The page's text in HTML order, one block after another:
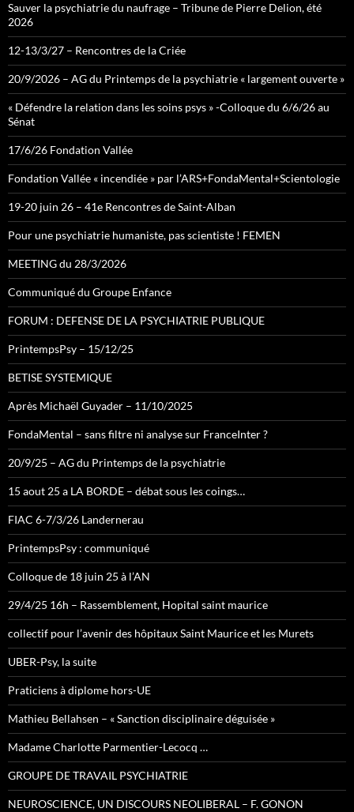
Sauver la psychiatrie du naufrage – Tribune de Pierre Delion, été
2026
12-13/3/27 – Rencontres de la Criée
20/9/2026 – AG du Printemps de la psychiatrie « largement ouverte »
« Défendre la relation dans les soins psys » -Colloque du 6/6/26 au
Sénat
17/6/26 Fondation Vallée
Fondation Vallée « incendiée » par l’ARS+FondaMental+Scientologie
19-20 juin 26 – 41e Rencontres de Saint-Alban
Pour une psychiatrie humaniste, pas scientiste ! FEMEN
MEETING du 28/3/2026
Communiqué du Groupe Enfance
FORUM : DEFENSE DE LA PSYCHIATRIE PUBLIQUE
PrintempsPsy – 15/12/25
BETISE SYSTEMIQUE
Après Michaël Guyader – 11/10/2025
FondaMental – sans filtre ni analyse sur FranceInter ?
20/9/25 – AG du Printemps de la psychiatrie
15 aout 25 a LA BORDE – débat sous les coings…
FIAC 6-7/3/26 Landernerau
PrintempsPsy : communiqué
Colloque de 18 juin 25 à l’AN
29/4/25 16h – Rassemblement, Hopital saint maurice
collectif pour l’avenir des hôpitaux Saint Maurice et les Murets
UBER-Psy, la suite
Praticiens à diplome hors-UE
Mathieu Bellahsen – « Sanction disciplinaire déguisée »
Madame Charlotte Parmentier-Lecocq …
GROUPE DE TRAVAIL PSYCHIATRIE
NEUROSCIENCE, UN DISCOURS NEOLIBERAL – F. GONON